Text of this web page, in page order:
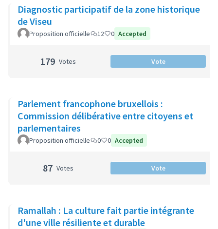
Diagnostic participatif de la zone historique
de Viseu
Proposition officielle 12 0 Accepted
179 Votes Vote
Parlement francophone bruxellois :
Commission délibérative entre citoyens et
parlementaires
Proposition officielle 0 0 Accepted
87 Votes Vote
Ramallah : La culture fait partie intégrante
d'une ville résiliente et durable